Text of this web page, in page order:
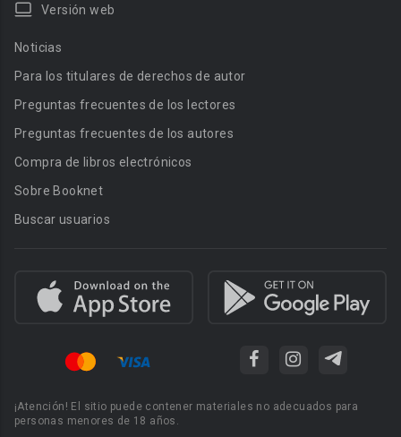
Versión web
Noticias
Para los titulares de derechos de autor
Preguntas frecuentes de los lectores
Preguntas frecuentes de los autores
Compra de libros electrónicos
Sobre Booknet
Buscar usuarios
¡Atención! El sitio puede contener materiales no adecuados para
personas menores de 18 años.